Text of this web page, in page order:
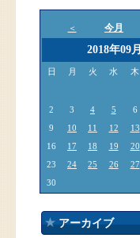
＜ 今月
2018年09月
日 月 火 水 木
2
3 4 5 6
9
10 11 12 13
16
17 18 19 20
23
24 25 26 27
30
アーカイブ